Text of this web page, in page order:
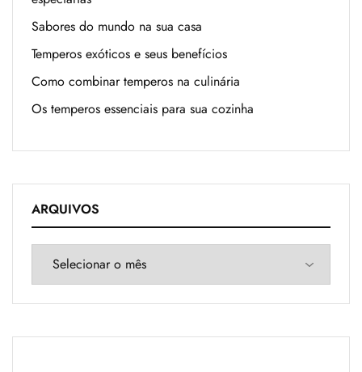
Sabores do mundo na sua casa
Temperos exóticos e seus benefícios
Como combinar temperos na culinária
Os temperos essenciais para sua cozinha
ARQUIVOS